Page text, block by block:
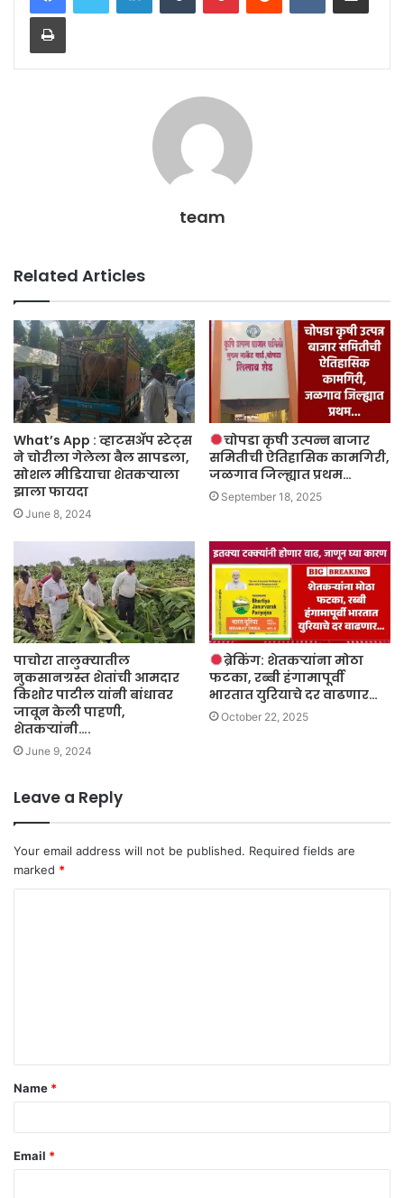
Print
team
Related Articles
What’s App : व्हाटसअ‍ॅप स्टेट्स
ने चोरीला गेलेला बैल सापडला,
सोशल मीडियाचा शेतकऱ्याला
झाला फायदा
June 8, 2024
चोपडा कृषी उत्पन्न बाजार
समितीची ऐतिहासिक कामगिरी,
जळगाव जिल्ह्यात प्रथम…
September 18, 2025
पाचोरा तालुक्यातील
नुकसानग्रस्त शेतांची आमदार
किशोर पाटील यांनी बांधावर
जावून केली पाहणी,
शेतकऱ्यांनी….
June 9, 2024
ब्रेकिंग: शेतकऱ्यांना मोठा
फटका, रब्बी हंगामापूर्वी
भारतात युरियाचे दर वाढणार…
October 22, 2025
Leave a Reply
Your email address will not be published. Required fields are
marked *
t
*
Name *
Email *